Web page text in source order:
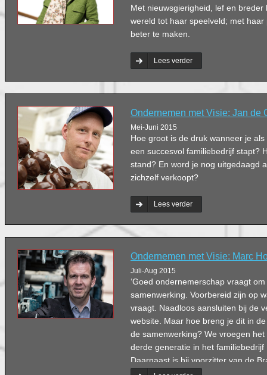
Met nieuwsgierigheid, lef en breder
wereld tot haar speelveld; met
beter te maken.
Lees verder
Ondernemen met Visie: Jan de
Mei-Juni 2015
Hoe groot is de druk wanneer je
een succesvol familiebedrijf stapt?
stand? En word je nog uitgedaagd
zichzelf verkoopt?
Lees verder
Ondernemen met Visie: Marc
Juli-Aug 2015
‘Goed ondernemerschap vraagt
samenwerking. Voorbereid zijn op
vraagt. Naadloos aansluiten bij de
website. Maar hoe breng je dit in
de samenwerking? We vroegen
derde generatie in het familiebedrijf
Daarnaast is hij voorzitter van de